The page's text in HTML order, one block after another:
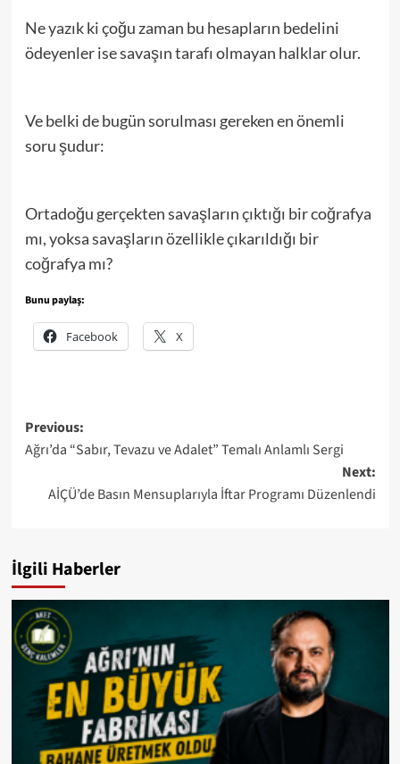
Ne yazık ki çoğu zaman bu hesapların bedelini
ödeyenler ise savaşın tarafı olmayan halklar olur.
Ve belki de bugün sorulması gereken en önemli
soru şudur:
Ortadoğu gerçekten savaşların çıktığı bir coğrafya
mı, yoksa savaşların özellikle çıkarıldığı bir
coğrafya mı?
Bunu paylaş:
Facebook X
Post
navigation
Previous:
Ağrı’da “Sabır, Tevazu ve Adalet” Temalı Anlamlı Sergi
Next:
AİÇÜ’de Basın Mensuplarıyla İftar Programı Düzenlendi
İlgili Haberler